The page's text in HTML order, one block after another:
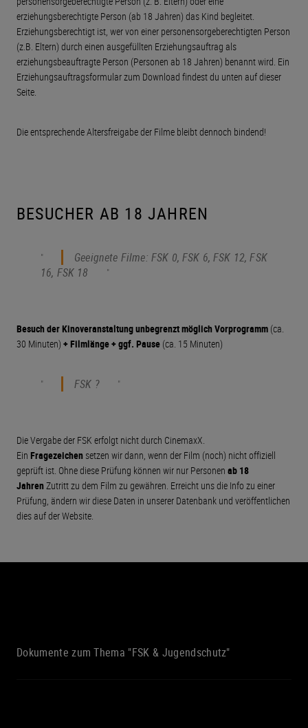
erziehungsberechtigte Person (ab 18 Jahren) das Kind begleitet.
Erziehungsberechtigt ist, wer von einer personensorgeberechtigten Person
(z.B. Eltern) durch einen ausgefüllten Erziehungsauftrag als
erziehungsbeauftragte Person (Personen ab 18 Jahren) benannt wird. Ein
Erziehungsauftragsformular zum Download findest du unten auf dieser
Seite.
Die entsprechende Altersfreigabe der Filme bleibt dennoch bindend!
BESUCHER AB 18 JAHREN
Geeignete Filme: FSK 0, FSK 6, FSK 12, FSK
16, FSK 18
Besuch der Kinoveranstaltung unbegrenzt möglichVorprogramm (ca.
30 Minuten) + Filmlänge + ggf. Pause (ca. 15 Minuten)
FSK ?
Die Vergabe der FSK erfolgt nicht durch CinemaxX.
Ein Fragezeichen setzen wir dann, wenn der Film (noch) nicht offiziell
geprüft ist. Ohne diese Prüfung können wir nur Personen ab 18
JahrenZutritt zu dem Film zu gewähren. Erreicht uns die Info zu einer
Prüfung, ändern wir diese Daten in unserer Datenbank und veröffentlichen
dies auf der Website.
Dokumente zum Thema "FSK & Jugendschutz"